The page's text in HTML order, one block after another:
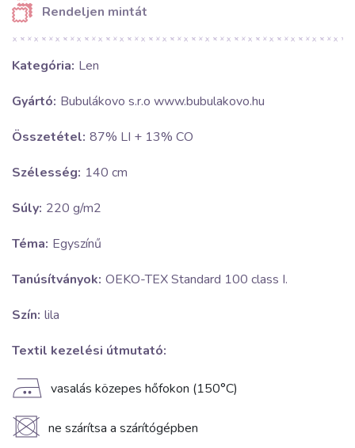
Rendeljen mintát
Kategória: Len
Gyártó: Bubulákovo s.r.o www.bubulakovo.hu
Összetétel: 87% LI + 13% CO
Szélesség: 140 cm
Súly: 220 g/m2
Téma: Egyszínű
Tanúsítványok: OEKO-TEX Standard 100 class I.
Szín: lila
Textil kezelési útmutató:
E vasalás közepes hőfokon (150°C)
U ne szárítsa a szárítógépben